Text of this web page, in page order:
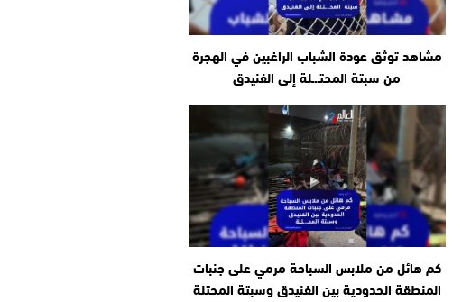
مشاهد توثق عودة الشباب الراغبين في الهجرة
من سبتة المحتـ.ـلة إلى الفنيدق
كم هائل من ملابس السباحة مرمي على جنبات
المنطقة الحدودية بين الفنيدق وسبتة المحتلة